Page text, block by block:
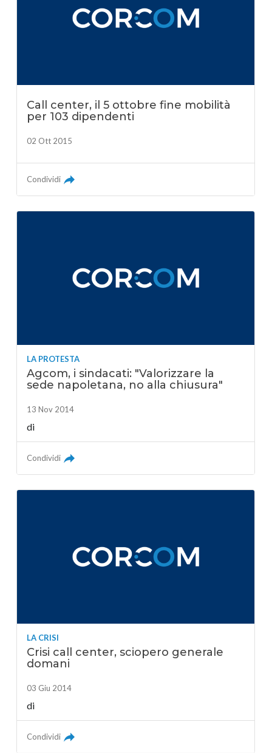
Call center, il 5 ottobre fine mobilità
per 103 dipendenti
02 Ott 2015
Condividi
LA PROTESTA
Agcom, i sindacati: "Valorizzare la
sede napoletana, no alla chiusura"
13 Nov 2014
di
Condividi
LA CRISI
Crisi call center, sciopero generale
domani
03 Giu 2014
di
Condividi